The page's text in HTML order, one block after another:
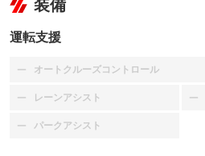
装備
運転支援
オートクルーズコントロール
：装備なし
レーンアシスト
：装備なし
パークアシスト
：装備なし